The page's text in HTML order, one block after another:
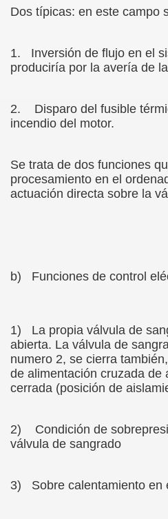
Dos típicas: en este campo
1.
Inversión de flujo en el
produciría por la avería de
2.
Disparo del fusible
incendio del motor.
Se trata de dos funciones
procesamiento en el
actuación directa sobre la
b) Funciones de control
1)
La propia válvula de
abierta. La válvula de
numero 2, se cierra
de alimentación cruzada de
cerrada (posición de
2)
Condición de
válvula de sangrado
3) Sobre calentamiento en